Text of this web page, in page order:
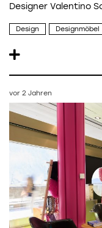
Designer Valentino
Design Designmöbel
vor 2 Jahren